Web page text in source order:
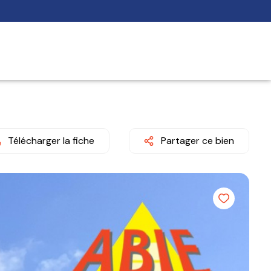
Télécharger la fiche Partager ce bien